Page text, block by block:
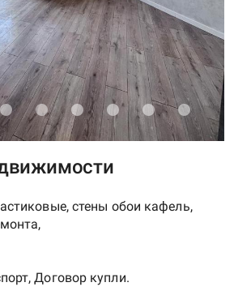
стены обои кафель,
Договор купли.